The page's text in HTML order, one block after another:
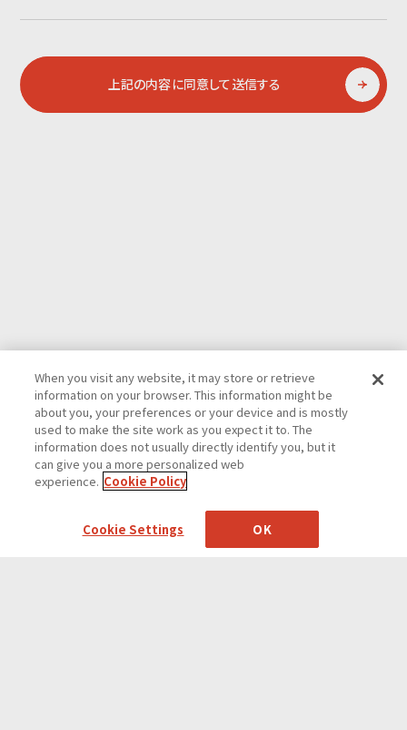
上記の内容に同意して送信する
When you visit any website, it may store or retrieve
information on your browser. This information might be
about you, your preferences or your device and is mostly
used to make the site work as you expect it to. The
information does not usually directly identify you, but it
can give you a more personalized web
experience. Cookie Policy
Cookie Settings OK